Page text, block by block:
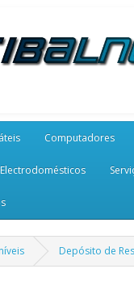
Computadores
Electrodomésticos
Depósito de